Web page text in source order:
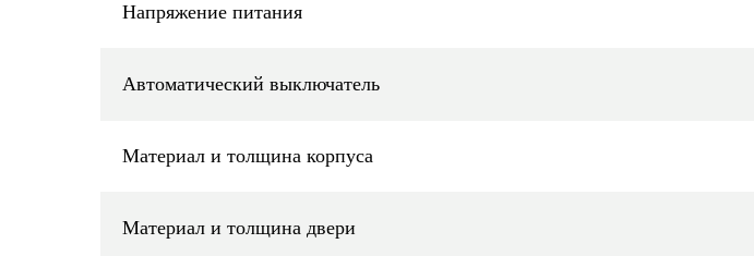
Напряжение питания
Автоматический выключатель
Материал и толщина корпуса
Материал и толщина двери